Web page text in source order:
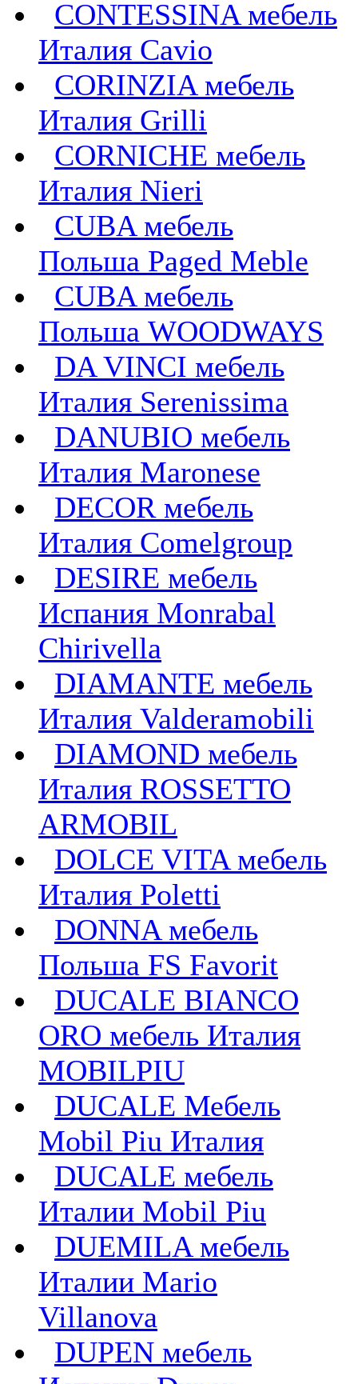
CONTESSINA мебель
Италия Сavio
CORINZIA мебель
Италия Grilli
CORNICHE мебель
Италия Nieri
CUBA мебель
Польша Paged Meble
CUBA мебель
Польша WOODWAYS
DA VINCI мебель
Италия Serenissima
DANUBIO мебель
Италия Maronese
DECOR мебель
Италия Comelgroup
DESIRE мебель
Испания Monrabal
Chirivella
DIAMANTE мебель
Италия Valderamobili
DIAMOND мебель
Италия ROSSETTO
ARMOBIL
DOLCE VITA мебель
Италия Poletti
DONNA мебель
Польша FS Favorit
DUCALE BIANCO
ORO мебель Италия
MOBILPIU
DUCALE Мебель
Mobil Piu Италия
DUCALE мебель
Италии Mobil Piu
DUEMILA мебель
Италии Mario
Villanova
DUPEN мебель